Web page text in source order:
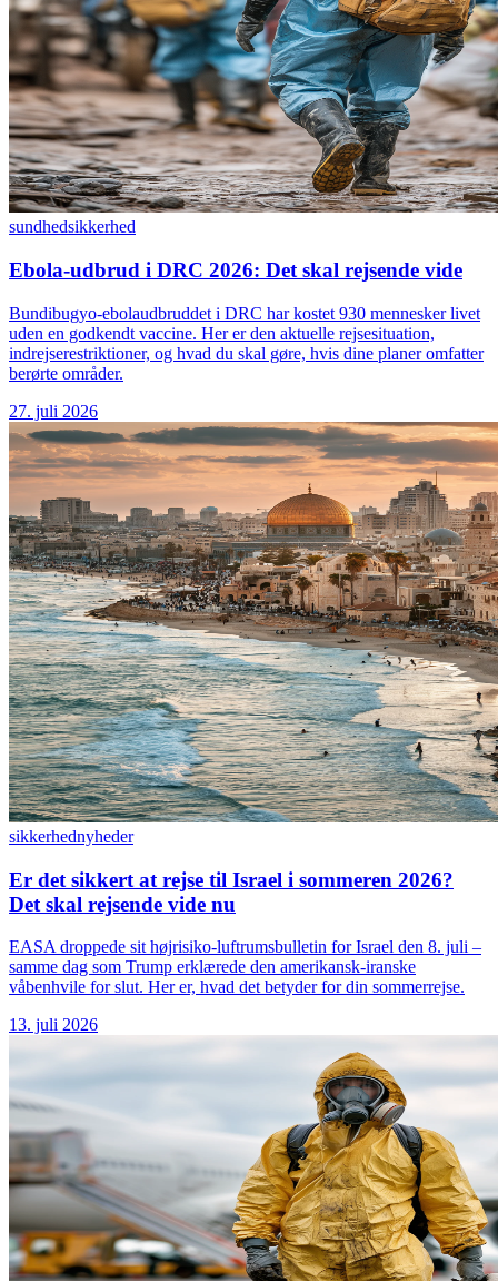
sundhedsikkerhed
Ebola-udbrud i DRC 2026: Det skal rejsende vide
Bundibugyo-ebolaudbruddet i DRC har kostet 930 mennesker livet
uden en godkendt vaccine. Her er den aktuelle rejsesituation,
indrejserestriktioner, og hvad du skal gøre, hvis dine planer omfatter
berørte områder.
27. juli 2026
sikkerhednyheder
Er det sikkert at rejse til Israel i sommeren 2026?
Det skal rejsende vide nu
EASA droppede sit højrisiko-luftrumsbulletin for Israel den 8. juli –
samme dag som Trump erklærede den amerikansk-iranske
våbenhvile for slut. Her er, hvad det betyder for din sommerrejse.
13. juli 2026